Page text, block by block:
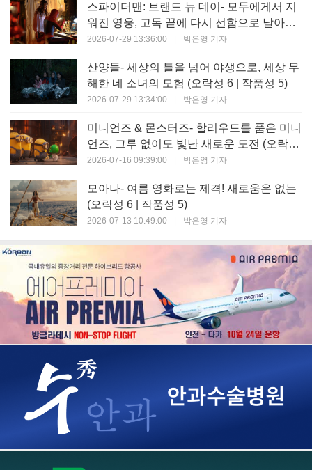
스파이더맨: 브랜드 뉴 데이- 모두에게서 지
워진 영웅, 고독 끝에 다시 선함으로 날아오
르다 (오락성 8 | 작품성 8)
2026-07-29 13:36:00 박은영 기자
산양들- 세상의 틀을 넘어 야생으로, 세상 무
해한 네 소녀의 모험 (오락성 6 | 작품성 5)
2026-07-29 13:34:00 박은영 기자
미니언즈 & 몬스터즈- 할리우드를 품은 미니
언즈, 그루 없이도 빛난 새로운 도전 (오락성
7 | 작품성 6)
2026-07-16 09:39:00 박은영 기자
모아나- 여름 영화로는 제격! 새로움은 없는
(오락성 6 | 작품성 5)
2026-07-13 10:49:00 박은영 기자